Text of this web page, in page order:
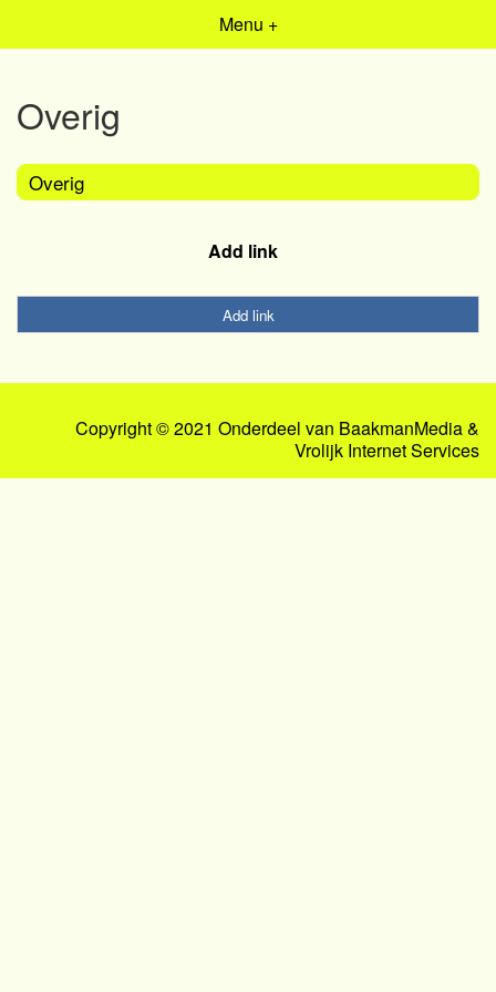
Menu +
Overig
Overig
Add link
Add link
Copyright © 2021 Onderdeel van BaakmanMedia&
Vrolijk Internet Services